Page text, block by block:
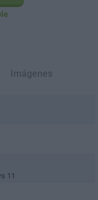
Imágenes
11